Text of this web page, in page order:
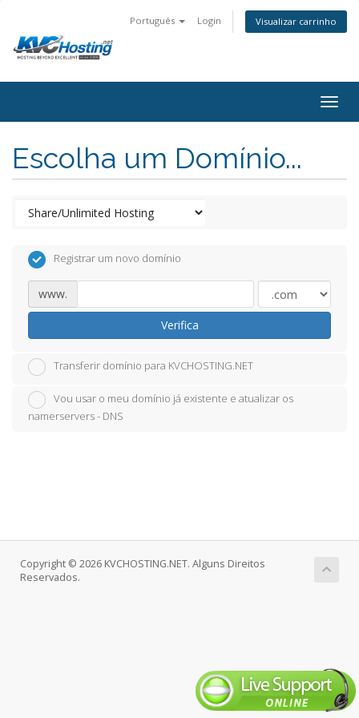
Português Login Visualizar carrinho
Escolha um Domínio...
Registrar um novo domínio
www.
Verifica
Transferir domínio para KVCHOSTING.NET
Vou usar o meu domínio já existente e atualizar os
namerservers - DNS
Copyright © 2026 KVCHOSTING.NET. Alguns Direitos
Reservados.